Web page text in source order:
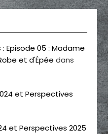
Episode 05 : Madame
et d'Épée dans
et Perspectives
et Perspectives 2025